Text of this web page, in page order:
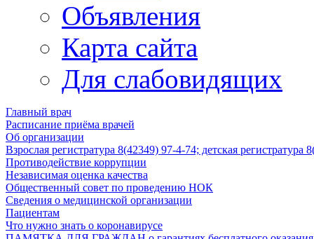
Объявления
Карта сайта
Для слабовидящих
Главный врач
Расписание приёма врачей
Об организации
Взрослая регистратура 8(42349) 97-4-74; детская
Противодействие коррупции
Независимая оценка качества
Общественный совет по проведению НОК
Сведения о медицинской организации
Пациентам
Что нужно знать о коронавирусе